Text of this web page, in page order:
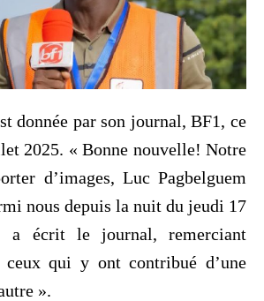
donnée par son journal, BF1, ce
2025. « Bonne nouvelle! Notre
d’images, Luc Pagbelguem
nous depuis la nuit du jeudi 17
a écrit le journal, remerciant
qui y ont contribué d’une
».